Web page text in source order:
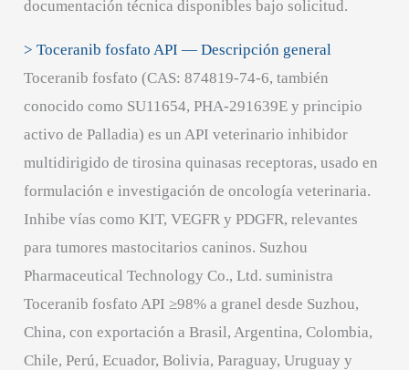
documentación técnica disponibles bajo solicitud.
> Toceranib fosfato API — Descripción general
Toceranib fosfato (CAS: 874819-74-6, también
conocido como SU11654, PHA-291639E y principio
activo de Palladia) es un API veterinario inhibidor
multidirigido de tirosina quinasas receptoras, usado en
formulación e investigación de oncología veterinaria.
Inhibe vías como KIT, VEGFR y PDGFR, relevantes
para tumores mastocitarios caninos. Suzhou
Pharmaceutical Technology Co., Ltd. suministra
Toceranib fosfato API ≥98% a granel desde Suzhou,
China, con exportación a Brasil, Argentina, Colombia,
Chile, Perú, Ecuador, Bolivia, Paraguay, Uruguay y